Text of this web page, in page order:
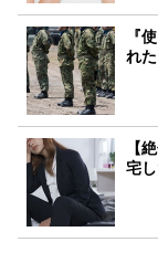
『
れ
【
宅